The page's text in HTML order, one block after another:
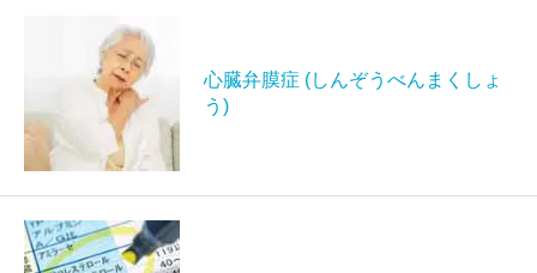
心臓弁膜症 (しんぞうべんまくしょ
う)